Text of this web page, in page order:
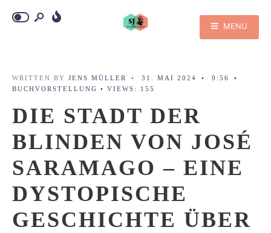
MENU
WRITTEN BY JENS MÜLLER • 31. MAI 2024 • 9:56
•
BUCHVORSTELLUNG • VIEWS: 155
DIE STADT DER
BLINDEN VON JOSÉ
SARAMAGO – EINE
DYSTOPISCHE
GESCHICHTE ÜBER